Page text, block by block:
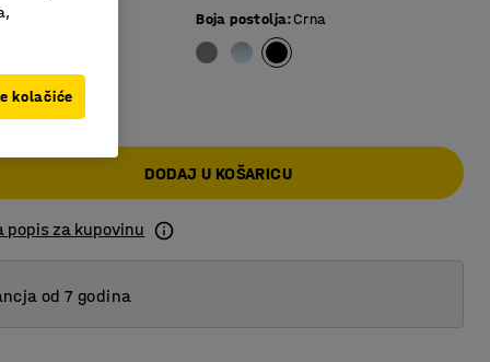
Boja postolja:Crna
DODAJ U KOŠARICU
popis za kupovinu
od 7 godina
kolačiće